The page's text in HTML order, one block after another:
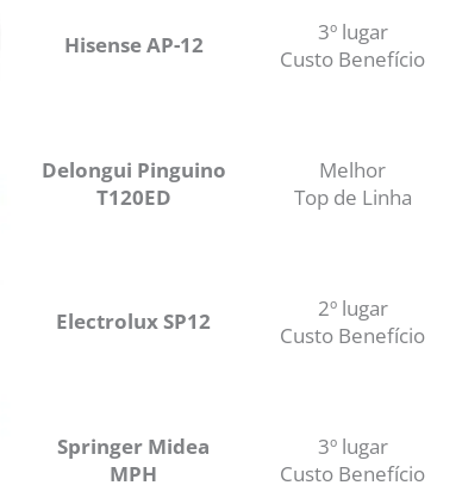
Hisense AP-12
3º lugar
Custo Benefício
Delongui Pinguino
T120ED
Melhor
Top de Linha
Electrolux SP12
2º lugar
Custo Benefício
Springer Midea
MPH
3º lugar
Custo Benefício